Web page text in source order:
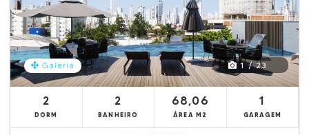
Galeria 1 / 23
2
DORM
2
BANHEIRO
68,06
ÁREA M2
1
GARAGEM